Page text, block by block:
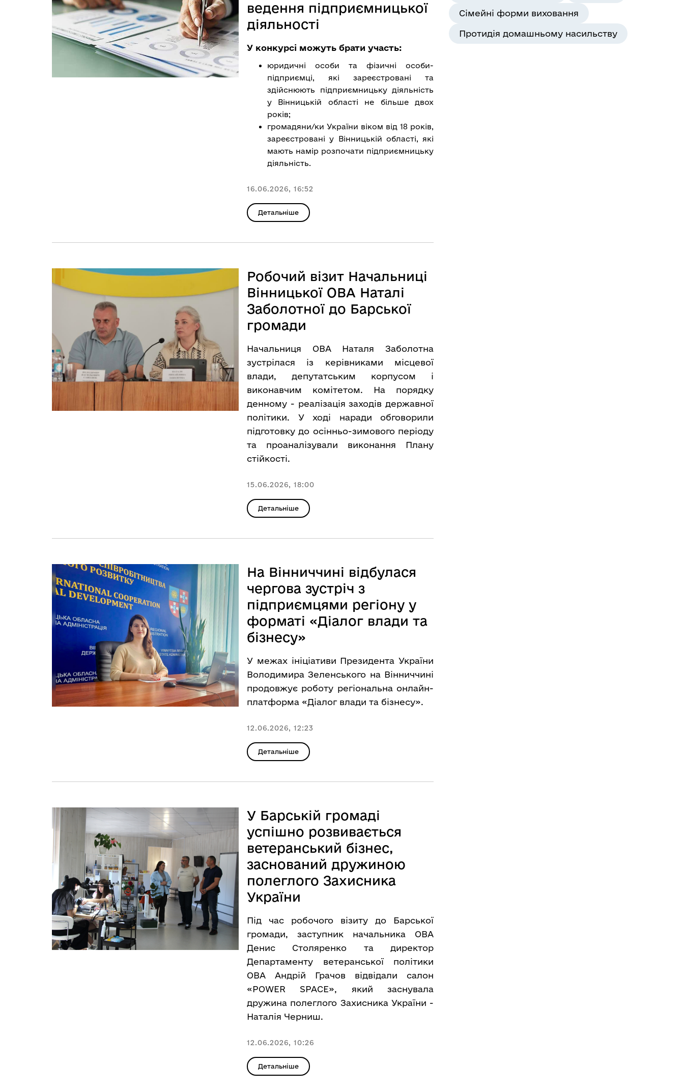
ведення підприємницької
діяльності
У конкурсі можуть брати участь:
юридичні особи та фізичні особи-
підприємці, які зареєстровані та
здійснюють підприємницьку діяльність
у Вінницькій області не більше двох
років;
громадяни/ки України віком від 18 років,
зареєстровані у Вінницькій області, які
мають намір розпочати підприємницьку
діяльність.
16.06.2026, 16:52
Детальніше
Робочий візит Начальниці
Вінницької ОВА Наталі
Заболотної до Барської
громади
Начальниця ОВА Наталя Заболотна
зустрілася із керівниками місцевої
влади, депутатським корпусом і
виконавчим комітетом. На порядку
денному - реалізація заходів державної
політики. У ході наради обговорили
підготовку до осінньо-зимового періоду
та проаналізували виконання Плану
стійкості.
15.06.2026, 18:00
Детальніше
На Вінниччині відбулася
чергова зустріч з
підприємцями регіону у
форматі «Діалог влади та
бізнесу»
У межах ініціативи Президента України
Володимира Зеленського на Вінниччині
продовжує роботу регіональна онлайн-
платформа «Діалог влади та бізнесу».
12.06.2026, 12:23
Детальніше
У Барській громаді
успішно розвивається
ветеранський бізнес,
заснований дружиною
полеглого Захисника
України
Під час робочого візиту до Барської
громади, заступник начальника ОВА
Денис Столяренко та директор
Департаменту ветеранської політики
ОВА Андрій Грачов відвідали салон
«POWER SPACE», який заснувала
дружина полеглого Захисника України -
Наталія Черниш.
12.06.2026, 10:26
Детальніше
Сімейні форми виховання
Протидія домашньому насильству